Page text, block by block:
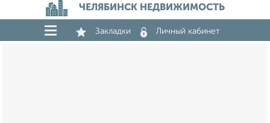
ЧЕЛЯБИНСК НЕДВИЖИМОСТЬ
Закладки Личный кабинет